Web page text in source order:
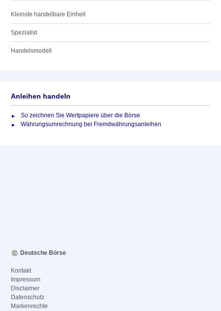
Kleinste handelbare Einheit
Spezialist
Handelsmodell
Anleihen handeln
So zeichnen Sie Wertpapiere über die Börse
Währungsumrechnung bei Fremdwährungsanleihen
Deutsche Börse
Kontakt
Impressum
Disclaimer
Datenschutz
Markenrechte